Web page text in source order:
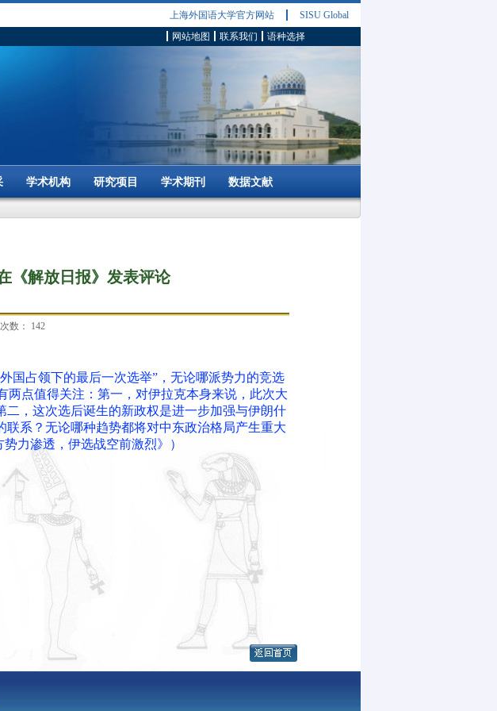
上海外国语大学官方网站
SISU Global
网站地图
联系我们 语种选择
学术机构 研究项目 学术期刊 数据文献
《解放日报》发表评论
数： 142
国占领下的最后一次选举”，无论哪派势力的竞选
两点值得关注：第一，对伊拉克本身来说，此次大
，这次选后诞生的新政权是进一步加强与伊朗什
系？无论哪种趋势都将对中东政治格局产生重大
力渗透，伊选战空前激烈》）